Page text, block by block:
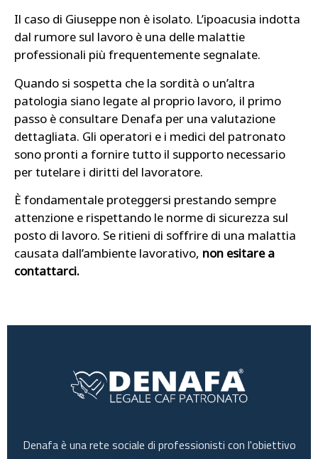
Il caso di Giuseppe non è isolato. L’ipoacusia indotta
dal rumore sul lavoro è una delle malattie
professionali più frequentemente segnalate.
Quando si sospetta che la sordità o un’altra
patologia siano legate al proprio lavoro, il primo
passo è consultare Denafa per una valutazione
dettagliata. Gli operatori e i medici del patronato
sono pronti a fornire tutto il supporto necessario
per tutelare i diritti del lavoratore.
È fondamentale proteggersi prestando sempre
attenzione e rispettando le norme di sicurezza sul
posto di lavoro. Se ritieni di soffrire di una malattia
causata dall’ambiente lavorativo, non esitare a
contattarci.
Denafa è una rete sociale di professionisti con l'obiettivo